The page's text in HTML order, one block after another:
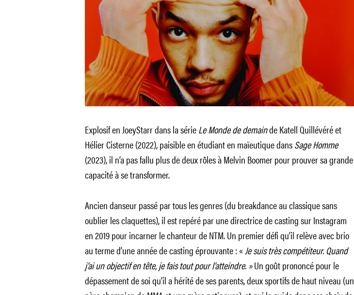
Explosif en JoeyStarr dans la sérieLe Monde de demainde Katell Quillévéré et
Hélier Cisterne (2022), paisible en étudiant en maïeutique dansSage Homme
(2023), il n’a pas fallu plus de deux rôles à Melvin Boomer pour prouver sa grande
capacité à se transformer.
Ancien danseur passé par tous les genres (du breakdance au classique sans
oublier les claquettes), il est repéré par une directrice de casting sur Instagram
en 2019 pour incarner le chanteur de NTM. Un premier défi qu’il relève avec brio
au terme d’une année de casting éprouvante : «Je suis très compétiteur. Quand
j’ai un objectif en tête, je fais tout pour l’atteindre. »Un goût prononcé pour le
dépassement de soi qu’il a hérité de ses parents, deux sportifs de haut niveau (un